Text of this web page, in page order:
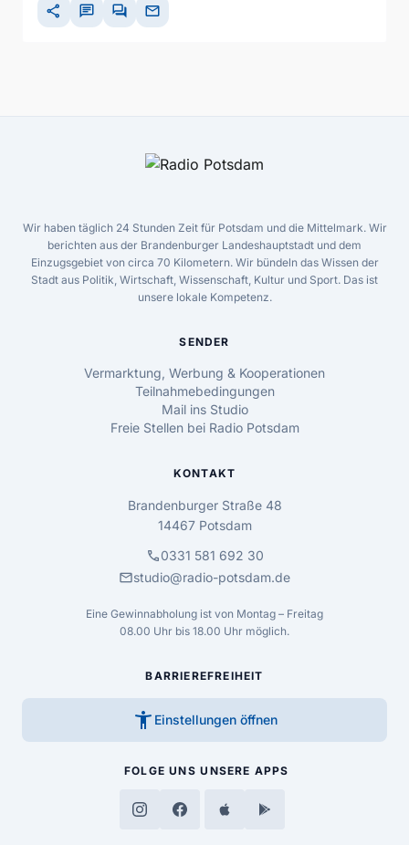
share chat forum mail
Wir haben täglich 24 Stunden Zeit für Potsdam und die Mittelmark. Wir
berichten aus der Brandenburger Landeshauptstadt und dem
Einzugsgebiet von circa 70 Kilometern. Wir bündeln das Wissen der
Stadt aus Politik, Wirtschaft, Wissenschaft, Kultur und Sport. Das ist
unsere lokale Kompetenz.
SENDER
Vermarktung, Werbung & Kooperationen
Teilnahmebedingungen
Mail ins Studio
Freie Stellen bei Radio Potsdam
KONTAKT
Brandenburger Straße 48
14467 Potsdam
call0331 581 692 30
mailstudio@radio-potsdam.de
Eine Gewinnabholung ist von Montag – Freitag
08.00 Uhr bis 18.00 Uhr möglich.
BARRIEREFREIHEIT
accessibility_new Einstellungen öffnen
FOLGE UNS UNSERE APPS